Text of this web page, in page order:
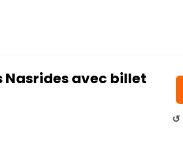
avec billet
↺